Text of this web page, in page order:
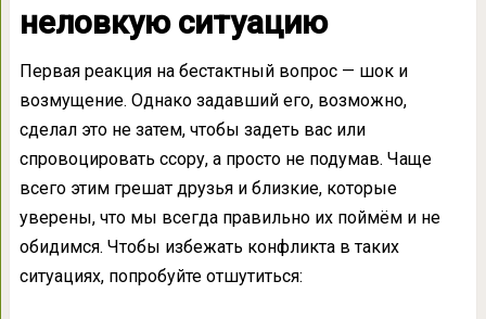
неловкую ситуацию
Первая реакция на бестактный вопрос — шок и
возмущение. Однако задавший его, возможно,
сделал это не затем, чтобы задеть вас или
спровоцировать ссору, а просто не подумав. Чаще
всего этим грешат друзья и близкие, которые
уверены, что мы всегда правильно их поймём и не
обидимся. Чтобы избежать конфликта в таких
ситуациях, попробуйте отшутиться: